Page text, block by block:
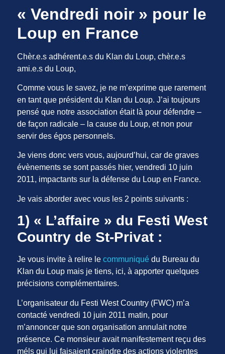
« Vendredi noir » pour le
Loup en France
Chèr.e.s adhérent.e.s du Klan du Loup, chèr.e.s
ami.e.s du Loup,
Comme vous le savez, je ne m’exprime que rarement
en tant que président du Klan du Loup. J’ai toujours
pensé que notre association était là pour défendre –
de façon radicale – la cause du Loup, et non pour
servir des égos personnels.
Je viens donc vers vous, aujourd’hui, car de graves
évènements se sont passés hier, vendredi 10 juin
2011, impactants sur la défense du Loup en France.
Je vais aborder avec vous les 2 points suivants :
1) « L’affaire » du Festi West
Country de St-Privat :
Je vous invite à relire lecommuniqué du Bureau du
Klan du Loup mais je tiens, ici, à apporter quelques
précisions complémentaires.
L’organisateur du Festi West Country (FWC) m’a
contacté vendredi 10 juin 2011 matin, pour
m’annoncer que son organisation annulait notre
présence. Ce monsieur avait manifestement reçu des
méls qui lui faisaient craindre des actions violentes